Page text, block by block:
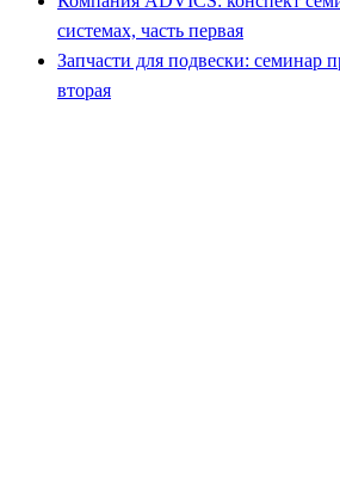
системах, часть первая
Запчасти для подвески: семинар
вторая